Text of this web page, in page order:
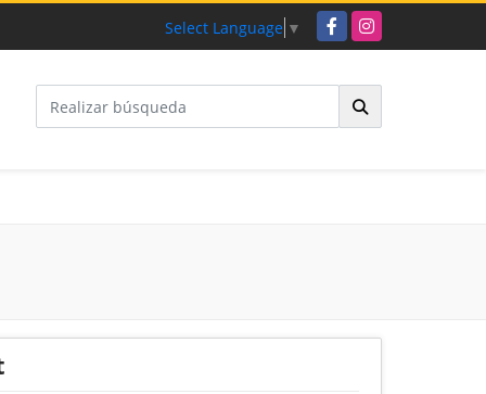
Select Language ▼ FacebookInstagram